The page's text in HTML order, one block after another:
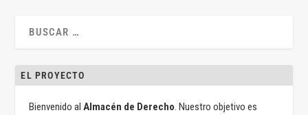
EL PROYECTO
Bienvenido alAlmacén de Derecho. Nuestro objetivo es